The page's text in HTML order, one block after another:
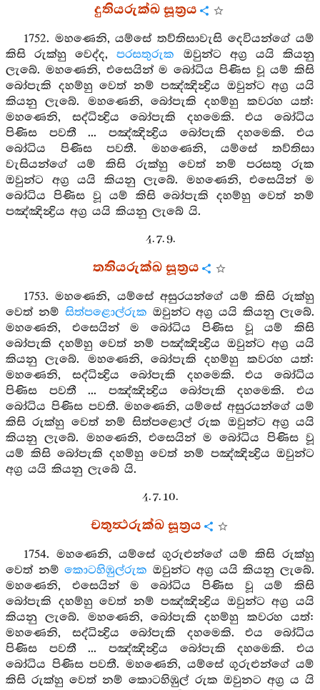
දුතියරුක්ඛ සූත්‍රය
1752. මහණෙනි, යම්සේ තව්තිසාවැසි දෙවියන්ගේ යම්
කිසි රුක්හු වෙද්ද,පරසතුරුක ඔවුන්ට අග්‍ර යයි කියනු
ලැබේ. මහණෙනි, එසෙයින් ම බෝධිය පිණිස වූ යම් කිසි
බෝපැකි දහම්හු වෙත් නම් පඤ්ඤින්‍ද්‍රිය ඔවුන්ට අග්‍ර යයි
කියනු ලැබේ. මහණෙනි, බෝපැකි දහම්හු කවරහ යත්:
මහණෙනි, සද්ධින්‍ද්‍රිය බෝපැකි දහමෙකි. එය බෝධිය
පිණිස පවතී ... පඤ්ඤින්‍ද්‍රිය බෝපැකි දහමෙකි. එය
බෝධිය පිණිස පවතී. මහණෙනි, යම්සේ තව්තිසා
වැසියන්ගේ යම් කිසි රුක්හු වෙත් නම් පරසතු රුක
ඔවුන්ට අග්‍ර යයි කියනු ලැබේ. මහණෙනි, එසෙයින් ම
බෝධිය පිණිස වූ යම් කිසි බෝපැකි දහම්හු වෙත් නම්
පඤ්ඤින්‍ද්‍රිය අග්‍ර යයි කියනු ලැබේ යි.
4. 7. 9.
තතියරුක්ඛ සූත්‍රය
1753. මහණෙනි, යම්සේ අසුරයන්ගේ යම් කිසි රුක්හු
වෙත් නම් සිත්පළොල්රුක ඔවුන්ට අග්‍ර යයි කියනු ලැබේ.
මහණෙනි, එසෙයින් ම බෝධිය පිණිස වූ යම් කිසි
බෝපැකි දහම්හු වෙත් නම් පඤ්ඤින්‍ද්‍රිය ඔවුන්ට අග්‍ර යයි
කියනු ලැබේ. මහණෙනි, බෝපැකි දහම්හු කවරහ යත්:
මහණෙනි, සද්ධින්‍ද්‍රිය බෝපැකි දහමෙකි. එය බෝධිය
පිණිස පවතී ... පඤ්ඤින්‍ද්‍රිය බෝපැකි දහමෙකි. එය
බෝධිය පිණිස පවතී. මහණෙනි, යම්සේ අසුරයන්ගේ යම්
කිසි රුක්හු වෙත් නම් සිත්පළොල් රුක ඔවුන්ට අග්‍ර යයි
කියනු ලැබේ. මහණෙනි, එසෙයින් ම බෝධිය පිණිස වූ
යම් කිසි බෝපැකි දහම්හු වෙත් නම් පඤ්ඤින්‍ද්‍රිය ඔවුන්ට
අග්‍ර යයි කියනු ලැබේ යි.
4. 7. 10.
චතුත්‍ථරුක්ඛ සූත්‍රය
1754. මහණෙනි, යම්සේ ගුරුළුන්ගේ යම් කිසි රුක්හු
වෙත් නම්කොටහිඹුල්රුක ඔවුන්ට අග්‍ර යයි කියනු ලැබේ.
මහණෙනි, එසෙයින් ම බෝධිය පිණිස වූ යම් කිසි
බෝපැකි දහම්හු වෙත් නම් පඤ්ඤින්‍ද්‍රිය ඔවුන්ට අග්‍ර යයි
කියනු ලැබේ. මහණෙනි, බෝපැකි දහම්හු කවරහ යත්:
මහණෙනි, සද්ධින්‍ද්‍රිය බෝපැකි දහමෙකි. එය බෝධිය
පිණිස පවතී ... පඤ්ඤින්‍ද්‍රිය බෝපැකි දහමෙකි. එය
බෝධිය පිණිස පවතී. මහණෙනි, යම්සේ ගුරුළුන්ගේ යම්
කිසි රුක්හු වෙත් නම් කොටහිඹුල් රුක ඔවුනට අග්‍ර ය යි